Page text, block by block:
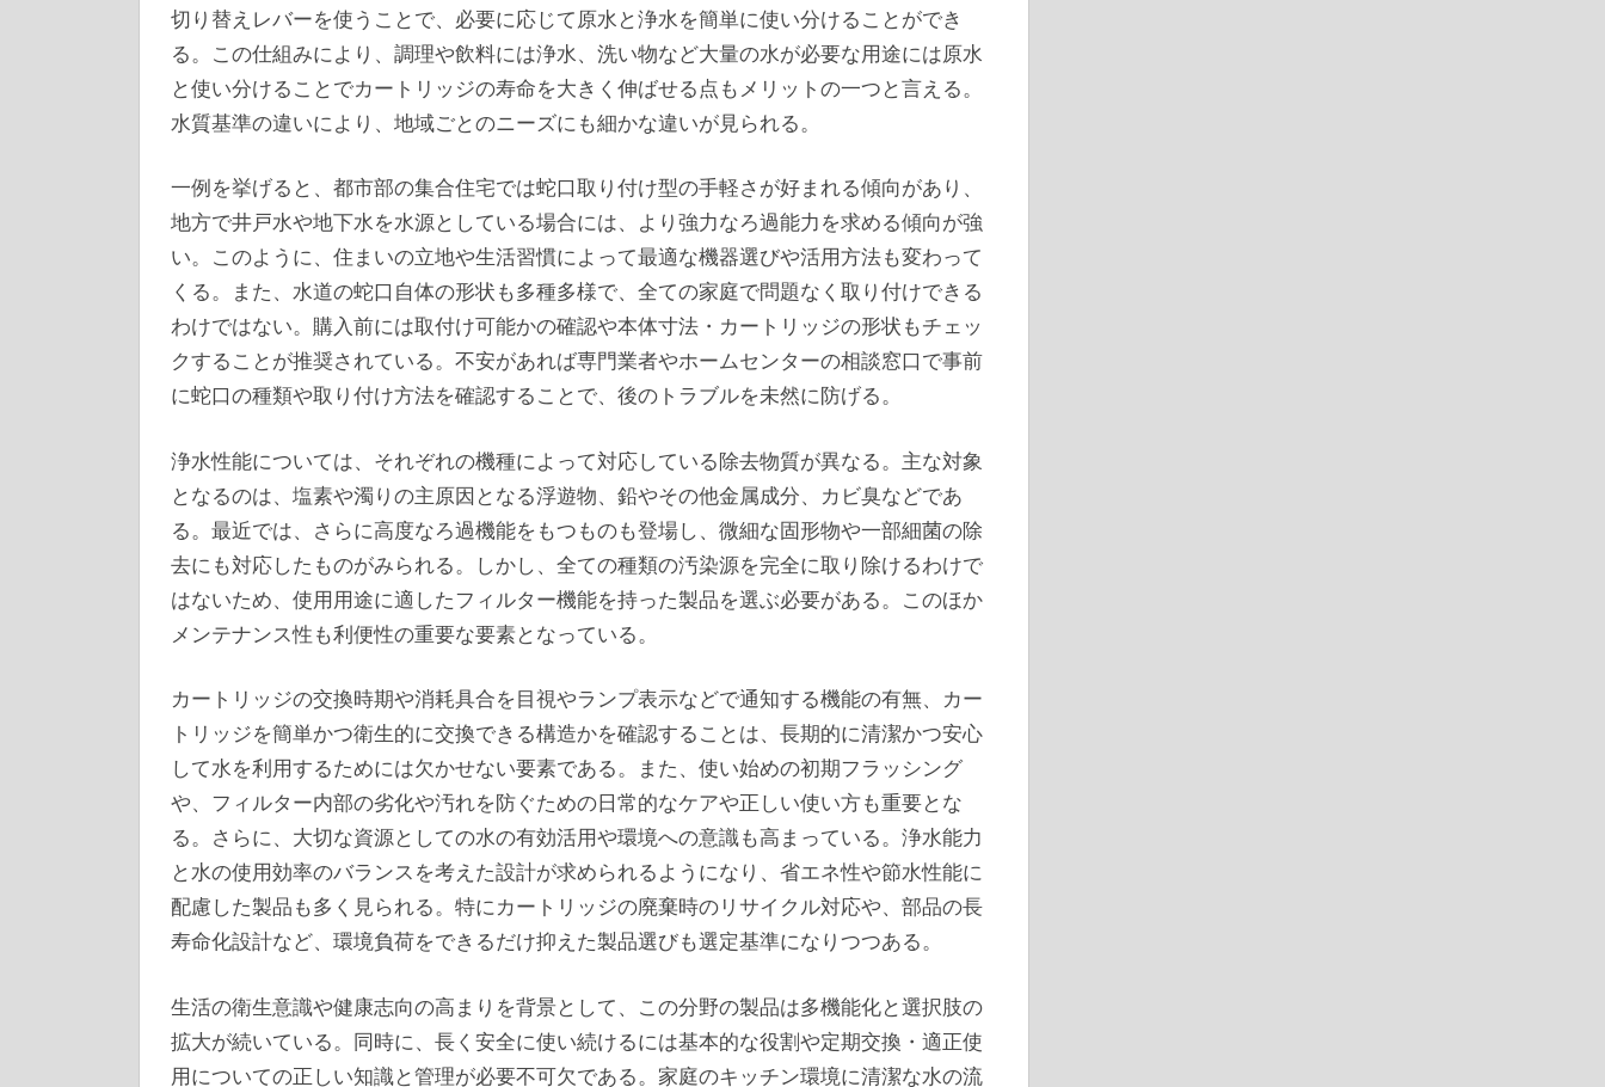
切り替えレバーを使うことで、必要に応じて原水と浄水を簡単に使い分けることができ
る。この仕組みにより、調理や飲料には浄水、洗い物など大量の水が必要な用途には原水
と使い分けることでカートリッジの寿命を大きく伸ばせる点もメリットの一つと言える。
水質基準の違いにより、地域ごとのニーズにも細かな違いが見られる。
一例を挙げると、都市部の集合住宅では蛇口取り付け型の手軽さが好まれる傾向があり、
地方で井戸水や地下水を水源としている場合には、より強力なろ過能力を求める傾向が強
い。このように、住まいの立地や生活習慣によって最適な機器選びや活用方法も変わって
くる。また、水道の蛇口自体の形状も多種多様で、全ての家庭で問題なく取り付けできる
わけではない。購入前には取付け可能かの確認や本体寸法・カートリッジの形状もチェッ
クすることが推奨されている。不安があれば専門業者やホームセンターの相談窓口で事前
に蛇口の種類や取り付け方法を確認することで、後のトラブルを未然に防げる。
浄水性能については、それぞれの機種によって対応している除去物質が異なる。主な対象
となるのは、塩素や濁りの主原因となる浮遊物、鉛やその他金属成分、カビ臭などであ
る。最近では、さらに高度なろ過機能をもつものも登場し、微細な固形物や一部細菌の除
去にも対応したものがみられる。しかし、全ての種類の汚染源を完全に取り除けるわけで
はないため、使用用途に適したフィルター機能を持った製品を選ぶ必要がある。このほか
メンテナンス性も利便性の重要な要素となっている。
カートリッジの交換時期や消耗具合を目視やランプ表示などで通知する機能の有無、カー
トリッジを簡単かつ衛生的に交換できる構造かを確認することは、長期的に清潔かつ安心
して水を利用するためには欠かせない要素である。また、使い始めの初期フラッシング
や、フィルター内部の劣化や汚れを防ぐための日常的なケアや正しい使い方も重要とな
る。さらに、大切な資源としての水の有効活用や環境への意識も高まっている。浄水能力
と水の使用効率のバランスを考えた設計が求められるようになり、省エネ性や節水性能に
配慮した製品も多く見られる。特にカートリッジの廃棄時のリサイクル対応や、部品の長
寿命化設計など、環境負荷をできるだけ抑えた製品選びも選定基準になりつつある。
生活の衛生意識や健康志向の高まりを背景として、この分野の製品は多機能化と選択肢の
拡大が続いている。同時に、長く安全に使い続けるには基本的な役割や定期交換・適正使
用についての正しい知識と管理が必要不可欠である。家庭のキッチン環境に清潔な水の流